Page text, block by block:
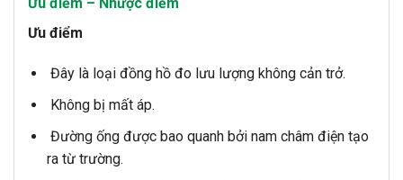
Ưu điểm
Đây là loại đồng hồ đo lưu lượng không cản trở.
Không bị mất áp.
Đường ống được bao quanh bởi nam châm điện tạo
ra từ trường.